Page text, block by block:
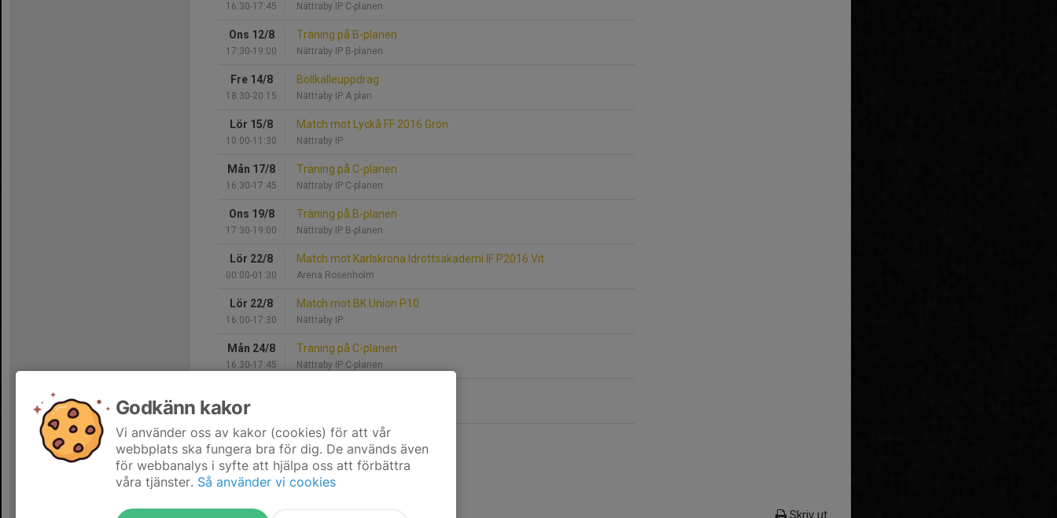
16:30-17:45 Nättraby IP C-planen
Ons 12/8
17:30-19:00
Träning på B-planen
Nättraby IP B-planen
Fre 14/8
18:30-20:15
Bollkalleuppdrag
Nättraby IP A plan
Lör 15/8
10:00-11:30
Match mot Lyckå FF 2016 Grön
Nättraby IP
Mån 17/8
16:30-17:45
Träning på C-planen
Nättraby IP C-planen
Ons 19/8
17:30-19:00
Träning på B-planen
Nättraby IP B-planen
Lör 22/8
00:00-01:30
Match mot Karlskrona Idrottsakademi IF P2016 Vit
Arena Rosenholm
Lör 22/8
16:00-17:30
Match mot BK Union P10
Nättraby IP
Mån 24/8
16:30-17:45
Träning på C-planen
Nättraby IP C-planen
17:30-19:00
Hela kalendern
Skriv ut
Godkänn kakor
Vi använder oss av kakor (cookies) för att vår
webbplats ska fungera bra för dig. De används även
för webbanalys i syfte att hjälpa oss att förbättra
våra tjänster. Så använder vi cookies